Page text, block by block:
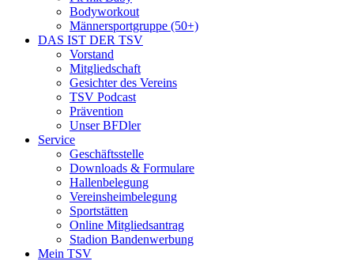
Bodyworkout
Männersportgruppe (50+)
DAS IST DER TSV
Vorstand
Mitgliedschaft
Gesichter des Vereins
TSV Podcast
Prävention
Unser BFDler
Service
Geschäftsstelle
Downloads & Formulare
Hallenbelegung
Vereinsheimbelegung
Sportstätten
Online Mitgliedsantrag
Stadion Bandenwerbung
Mein TSV